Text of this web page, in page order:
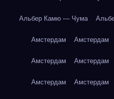
Альбер Камю — Чума
Амстердам Амстердам
Амстердам Амстердам
Амстердам Амстердам